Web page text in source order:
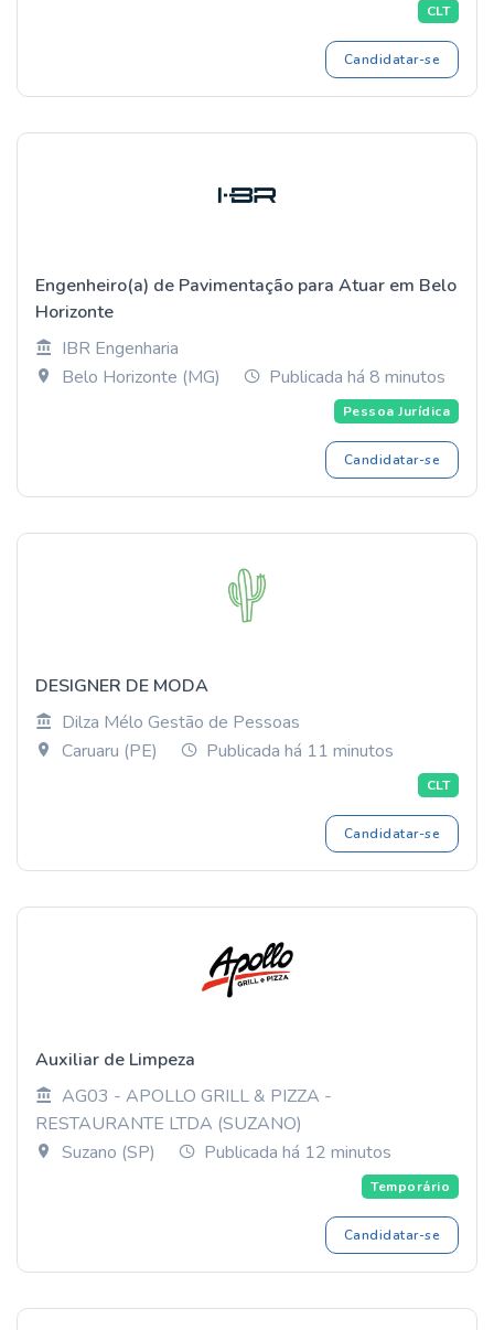
CLT
Candidatar-se
Engenheiro(a) de Pavimentação para Atuar em Belo
Horizonte
IBR Engenharia
Belo Horizonte (MG)
Publicada há 8 minutos
Pessoa Jurídica
Candidatar-se
DESIGNER DE MODA
Dilza Mélo Gestão de Pessoas
Caruaru (PE)
Publicada há 11 minutos
CLT
Candidatar-se
Auxiliar de Limpeza
AG03 - APOLLO GRILL & PIZZA -
RESTAURANTE LTDA (SUZANO)
Suzano (SP)
Publicada há 12 minutos
Temporário
Candidatar-se